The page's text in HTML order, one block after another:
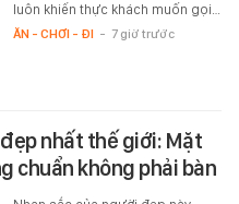
luôn khiến thực khách muốn gọi…
ĂN - CHƠI - ĐI - 7 giờ trước
nhất thế giới: Mặt
chuẩn không phải bàn